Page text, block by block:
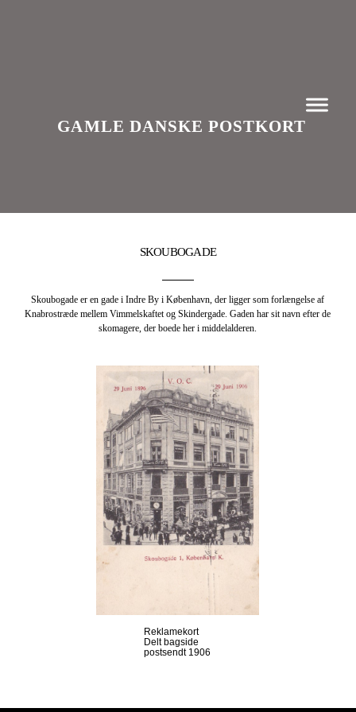
GAMLE DANSKE POSTKORT
SKOUBOGADE
Skoubogade er en gade i Indre By i København, der ligger som forlængelse af
Knabrostræde mellem Vimmelskaftet og Skindergade. Gaden har sit navn efter de
skomagere, der boede her i middelalderen.
Reklamekort
Delt bagside
postsendt 1906